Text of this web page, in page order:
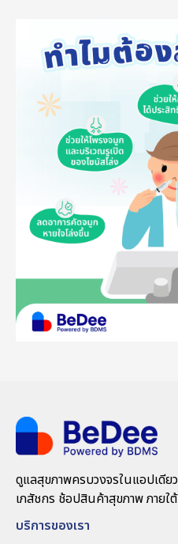
ดูแลสุขภาพครบวงจรในแอปเดี
เภสัชกร ช้อปสินค้าสุขภาพ ภายใ
บริการของเรา